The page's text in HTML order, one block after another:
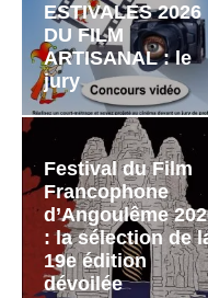
ESTIVALES 2026
DU FILM
ARTISANAL : le
jury
Festival du Film
Francophone
d’Angoulême
: la sélection de
19e édition
dévoilée